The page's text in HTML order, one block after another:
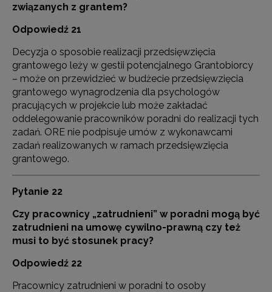
związanych z grantem?
Odpowiedź 21
Decyzja o sposobie realizacji przedsięwzięcia
grantowego leży w gestii potencjalnego Grantobiorcy
– może on przewidzieć w budżecie przedsięwzięcia
grantowego wynagrodzenia dla psychologów
pracujących w projekcie lub może zakładać
oddelegowanie pracowników poradni do realizacji tych
zadań. ORE nie podpisuje umów z wykonawcami
zadań realizowanych w ramach przedsięwzięcia
grantowego.
Pytanie 22
Czy pracownicy „zatrudnieni” w poradni mogą być
zatrudnieni na umowę cywilno-prawną czy też
musi to być stosunek pracy?
Odpowiedź 22
Pracownicy zatrudnieni w poradni to osoby